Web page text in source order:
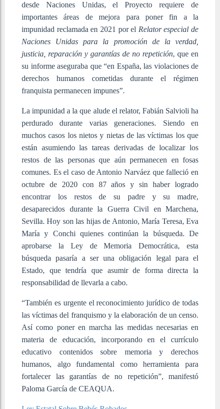
desde Naciones Unidas, el Proyecto requiere de
importantes áreas de mejora para poner fin a la
impunidad reclamada en 2021 por el Relator especial de
Naciones Unidas para la promoción de la verdad,
justicia, reparación y garantías de no repetición, que en
su informe aseguraba que “en España, las violaciones de
derechos humanos cometidas durante el régimen
franquista permanecen impunes”.
La impunidad a la que alude el relator, Fabián Salvioli ha
perdurado durante varias generaciones. Siendo en
muchos casos los nietos y nietas de las víctimas los que
están asumiendo las tareas derivadas de localizar los
restos de las personas que aún permanecen en fosas
comunes. Es el caso de Antonio Narváez que falleció en
octubre de 2020 con 87 años y sin haber logrado
encontrar los restos de su padre y su madre,
desaparecidos durante la Guerra Civil en Marchena,
Sevilla. Hoy son las hijas de Antonio, María Teresa, Eva
María y Conchi quienes continúan la búsqueda. De
aprobarse la Ley de Memoria Democrática, esta
búsqueda pasaría a ser una obligación legal para el
Estado, que tendría que asumir de forma directa la
responsabilidad de llevarla a cabo.
“También es urgente el reconocimiento jurídico de todas
las víctimas del franquismo y la elaboración de un censo.
Así como poner en marcha las medidas necesarias en
materia de educación, incorporando en el currículo
educativo contenidos sobre memoria y derechos
humanos, algo fundamental como herramienta para
fortalecer las garantías de no repetición”, manifestó
Paloma García de CEAQUA.